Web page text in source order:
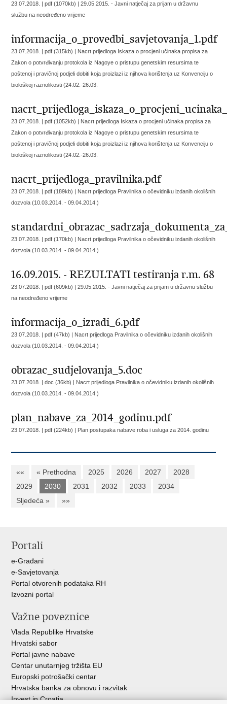
23.07.2018. | pdf (1070kb) |29.05.2015. - Javni natječaj za prijam u državnu
službu na neodređeno vrijeme
informacija_o_provedbi_savjetovanja_1.pdf
23.07.2018. | pdf (315kb) | Nacrt prijedloga Iskaza o procjeni učinaka propisa za
Zakon o potvrđivanju protokola iz Nagoye o pristupu genetskim resursima te
poštenoj i pravičnoj podjeli dobiti koja proizlazi iz njihova korištenja uz Konvenciju o
biološkoj raznolikosti (24.02.-26.03.
23.07.2018. | pdf (1052kb) | Nacrt prijedloga Iskaza o procjeni učinaka propisa za
Zakon o potvrđivanju protokola iz Nagoye o pristupu genetskim resursima te
poštenoj i pravičnoj podjeli dobiti koja proizlazi iz njihova korištenja uz Konvenciju o
biološkoj raznolikosti (24.02.-26.03.
nacrt_prijedloga_pravilnika.pdf
23.07.2018. | pdf (189kb) | Nacrt prijedloga Pravilnika o očevidniku izdanih okolišnih
dozvola (10.03.2014. - 09.04.2014.)
23.07.2018. | pdf (170kb) | Nacrt prijedloga Pravilnika o očevidniku izdanih okolišnih
dozvola (10.03.2014. - 09.04.2014.)
16.09.2015. - REZULTATI testiranja r.m. 68
23.07.2018. | pdf (609kb) |29.05.2015. - Javni natječaj za prijam u državnu službu
na neodređeno vrijeme
informacija_o_izradi_6.pdf
23.07.2018. | pdf (47kb) | Nacrt prijedloga Pravilnika o očevidniku izdanih okolišnih
dozvola (10.03.2014. - 09.04.2014.)
obrazac_sudjelovanja_5.doc
23.07.2018. | doc (36kb) | Nacrt prijedloga Pravilnika o očevidniku izdanih okolišnih
dozvola (10.03.2014. - 09.04.2014.)
plan_nabave_za_2014_godinu.pdf
23.07.2018. | pdf (224kb) | Plan postupaka nabave roba i usluga za 2014. godinu
«« « Prethodna 2025 2026 2027
2028
2029
2030 2031 2032 2033
2034
Sljedeća »
»»
Portali
e-Građani
e-Savjetovanja
Portal otvorenih podataka RH
Izvozni portal
Važne poveznice
Vlada Republike Hrvatske
Hrvatski sabor
Portal javne nabave
Centar unutarnjeg tržišta EU
Europski potrošački centar
Hrvatska banka za obnovu i razvitak
Invest in Croatia